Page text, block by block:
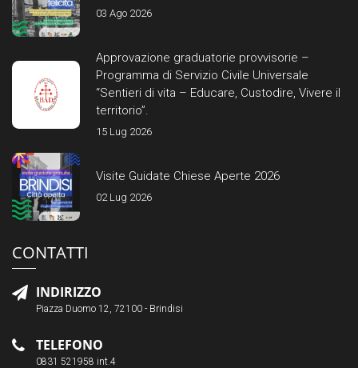
03 Ago 2026
Approvazione graduatorie provvisorie –
Programma di Servizio Civile Universale
“Sentieri di vita – Educare, Custodire, Vivere il
territorio”.
15 Lug 2026
Visite Guidate Chiese Aperte 2026
02 Lug 2026
CONTATTI
INDIRIZZO
Piazza Duomo 12, 72100 - Brindisi
TELEFONO
0831 521958 int.4